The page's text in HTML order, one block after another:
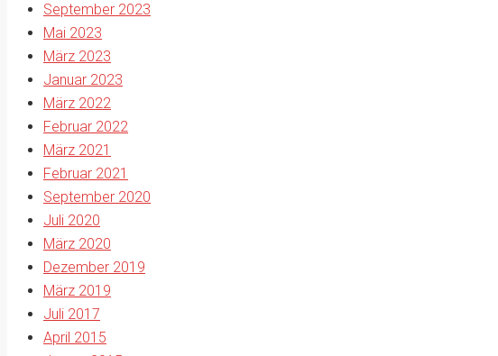
September 2023
Mai 2023
März 2023
Januar 2023
März 2022
Februar 2022
März 2021
Februar 2021
September 2020
Juli 2020
März 2020
Dezember 2019
März 2019
Juli 2017
April 2015